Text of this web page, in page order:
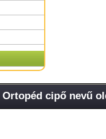
Ortopéd cipő nevű